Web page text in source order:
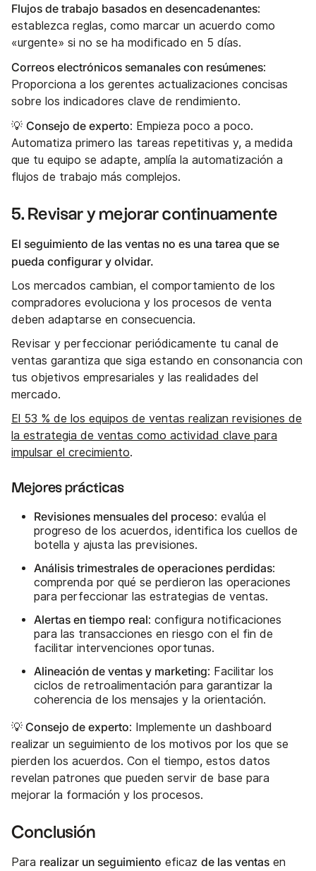
Flujos de trabajo basados en desencadenantes:
establezca reglas, como marcar un acuerdo como
«urgente» si no se ha modificado en 5 días.
Correos electrónicos semanales con resúmenes:
Proporciona a los gerentes actualizaciones concisas
sobre los indicadores clave de rendimiento.
💡 Consejo de experto: Empieza poco a poco.
Automatiza primero las tareas repetitivas y, a medida
que tu equipo se adapte, amplía la automatización a
flujos de trabajo más complejos.
5. Revisar y mejorar continuamente
El seguimiento de las ventas no es una tarea que se
pueda configurar y olvidar.
Los mercados cambian, el comportamiento de los
compradores evoluciona y los procesos de venta
deben adaptarse en consecuencia.
Revisar y perfeccionar periódicamente tu canal de
ventas garantiza que siga estando en consonancia con
tus objetivos empresariales y las realidades del
mercado.
El 53 % de los equipos de ventas realizan revisiones de
la estrategia de ventas como actividad clave para
impulsar el crecimiento.
Mejores prácticas
Revisiones mensuales del proceso: evalúa el
progreso de los acuerdos, identifica los cuellos de
botella y ajusta las previsiones.
Análisis trimestrales de operaciones perdidas:
comprenda por qué se perdieron las operaciones
para perfeccionar las estrategias de ventas.
Alertas en tiempo real: configura notificaciones
para las transacciones en riesgo con el fin de
facilitar intervenciones oportunas.
Alineación de ventas y marketing: Facilitar los
ciclos de retroalimentación para garantizar la
coherencia de los mensajes y la orientación.
💡 Consejo de experto: Implemente un dashboard
realizar un seguimiento de los motivos por los que se
pierden los acuerdos. Con el tiempo, estos datos
revelan patrones que pueden servir de base para
mejorar la formación y los procesos.
Conclusión
Para realizar un seguimiento eficaz de las ventas en